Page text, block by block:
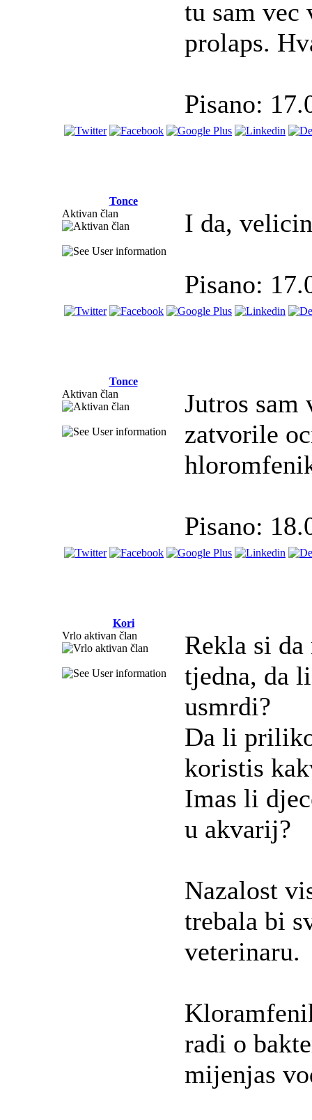
tu sam vec
prolaps.
Pisano:
Tonce
Aktivan član
I da,
Pisano:
Tonce
Aktivan član
Jutros sam
zatvorile
Pisano:
Kori
Vrlo aktivan član
Rekla si
tjedna, da
usmrdi?
Da li
koristis
Imas li
u akvarij?
Nazalost
trebala bi
veterinaru.
radi o
mijenjas